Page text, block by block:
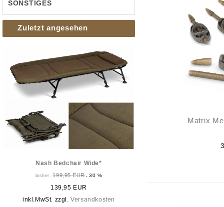
SONSTIGES
Zuletzt angesehen
Nash Bedchair Wide*
bisher:199,95 EUR-30 %
139,95 EUR
inkl.MwSt. zzgl.Versandkosten
Matrix